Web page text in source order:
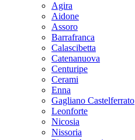
Agira
Aidone
Assoro
Barrafranca
Calascibetta
Catenanuova
Centuripe
Cerami
Enna
Gagliano Castelferrato
Leonforte
Nicosia
Nissoria